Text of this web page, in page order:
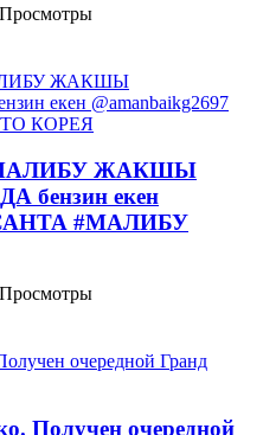
ЖАКШЫ
екен
#МАЛИБУ
Получен очередной